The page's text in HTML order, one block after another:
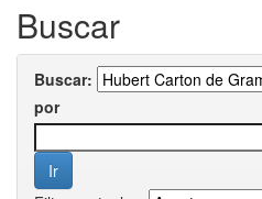
Buscar
Buscar:
por